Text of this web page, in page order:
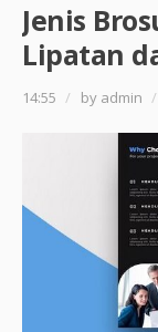
Jenis
Lipatan
14:55 / by admin /